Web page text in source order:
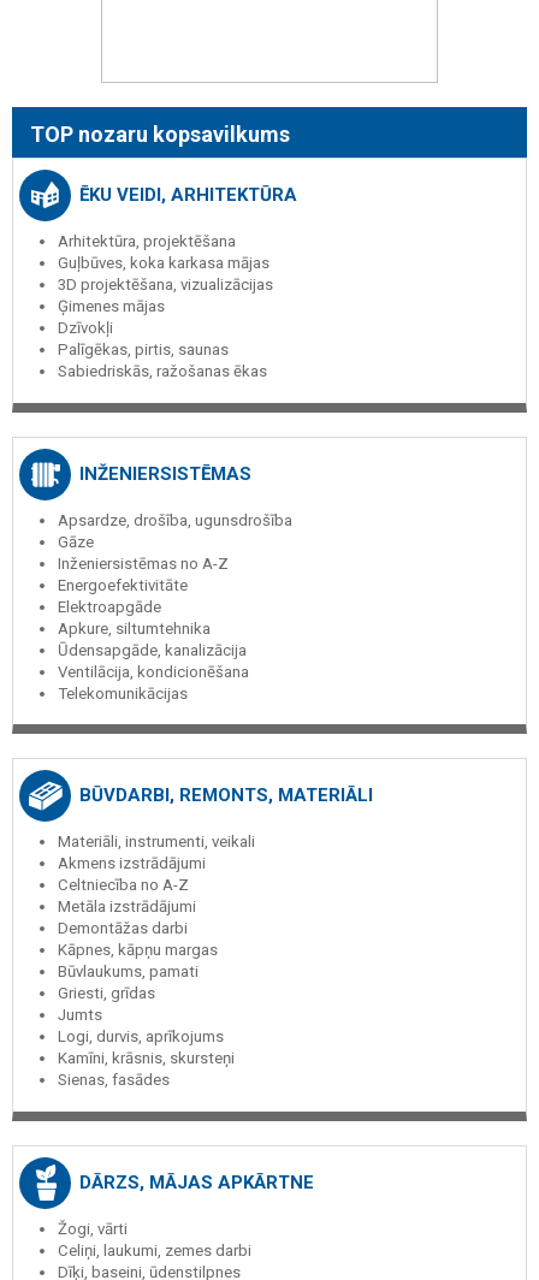
TOP nozaru kopsavilkums
ĒKU VEIDI, ARHITEKTŪRA
Arhitektūra, projektēšana
Guļbūves, koka karkasa mājas
3D projektēšana, vizualizācijas
Ģimenes mājas
Dzīvokļi
Palīgēkas, pirtis, saunas
Sabiedriskās, ražošanas ēkas
INŽENIERSISTĒMAS
Apsardze, drošība, ugunsdrošība
Gāze
Inženiersistēmas no A-Z
Energoefektivitāte
Elektroapgāde
Apkure, siltumtehnika
Ūdensapgāde, kanalizācija
Ventilācija, kondicionēšana
Telekomunikācijas
BŪVDARBI, REMONTS, MATERIĀLI
Materiāli, instrumenti, veikali
Akmens izstrādājumi
Celtniecība no A-Z
Metāla izstrādājumi
Demontāžas darbi
Kāpnes, kāpņu margas
Būvlaukums, pamati
Griesti, grīdas
Jumts
Logi, durvis, aprīkojums
Kamīni, krāsnis, skursteņi
Sienas, fasādes
DĀRZS, MĀJAS APKĀRTNE
Žogi, vārti
Celiņi, laukumi, zemes darbi
Dīķi, baseini, ūdenstilpnes